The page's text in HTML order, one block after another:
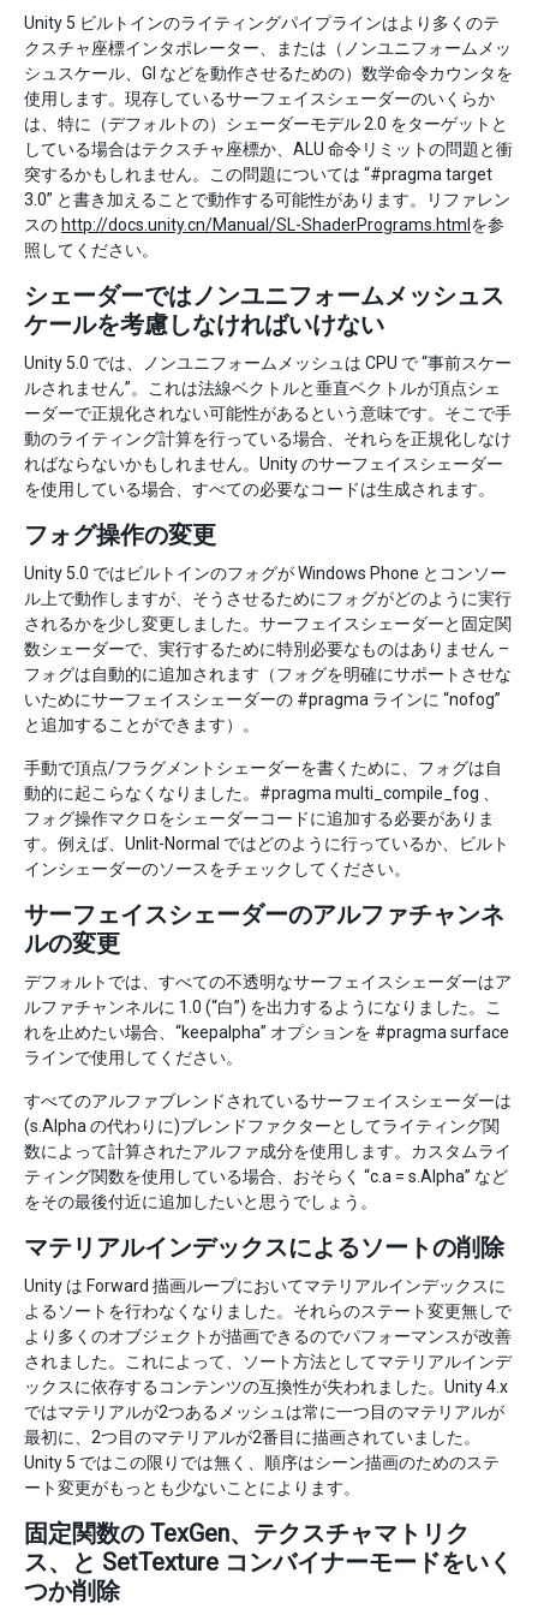
Unity 5 ビルトインのライティングパイプラインはより多くのテ
クスチャ座標インタポレーター、または（ノンユニフォームメッ
シュスケール、GI などを動作させるための）数学命令カウンタを
使用します。現存しているサーフェイスシェーダーのいくらか
は、特に（デフォルトの）シェーダーモデル 2.0 をターゲットと
している場合はテクスチャ座標か、ALU 命令リミットの問題と衝
突するかもしれません。この問題については “#pragma target
3.0” と書き加えることで動作する可能性があります。リファレン
スの http://docs.unity.cn/Manual/SL-ShaderPrograms.html を参
照してください。
シェーダーではノンユニフォームメッシュス
ケールを考慮しなければいけない
Unity 5.0 では、ノンユニフォームメッシュは CPU で “事前スケー
ルされません”。これは法線ベクトルと垂直ベクトルが頂点シェ
ーダーで正規化されない可能性があるという意味です。そこで手
動のライティング計算を行っている場合、それらを正規化しなけ
ればならないかもしれません。Unity のサーフェイスシェーダー
を使用している場合、すべての必要なコードは生成されます。
フォグ操作の変更
Unity 5.0 ではビルトインのフォグが Windows Phone とコンソー
ル上で動作しますが、そうさせるためにフォグがどのように実行
されるかを少し変更しました。サーフェイスシェーダーと固定関
数シェーダーで、実行するために特別必要なものはありません –
フォグは自動的に追加されます（フォグを明確にサポートさせな
いためにサーフェイスシェーダーの #pragma ラインに “nofog”
と追加することができます）。
手動で頂点/フラグメントシェーダーを書くために、フォグは自
動的に起こらなくなりました。#pragma multi_compile_fog 、
フォグ操作マクロをシェーダーコードに追加する必要がありま
す。例えば、Unlit-Normal ではどのように行っているか、ビルト
インシェーダーのソースをチェックしてください。
サーフェイスシェーダーのアルファチャンネ
ルの変更
デフォルトでは、すべての不透明なサーフェイスシェーダーはア
ルファチャンネルに 1.0 (“白”) を出力するようになりました。こ
れを止めたい場合、“keepalpha” オプションを #pragma surface
ラインで使用してください。
すべてのアルファブレンドされているサーフェイスシェーダーは
(s.Alpha の代わりに)ブレンドファクターとしてライティング関
数によって計算されたアルファ成分を使用します。カスタムライ
ティング関数を使用している場合、おそらく “c.a = s.Alpha” など
をその最後付近に追加したいと思うでしょう。
マテリアルインデックスによるソートの削除
Unity は Forward 描画ループにおいてマテリアルインデックスに
よるソートを行わなくなりました。それらのステート変更無しで
より多くのオブジェクトが描画できるのでパフォーマンスが改善
されました。これによって、ソート方法としてマテリアルインデ
ックスに依存するコンテンツの互換性が失われました。Unity 4.x
ではマテリアルが2つあるメッシュは常に一つ目のマテリアルが
最初に、2つ目のマテリアルが2番目に描画されていました。
Unity 5 ではこの限りでは無く、順序はシーン描画のためのステ
ート変更がもっとも少ないことによります。
固定関数の TexGen、テクスチャマトリク
ス、と SetTexture コンバイナーモードをいく
つか削除